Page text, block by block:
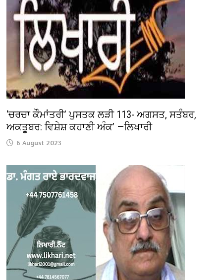
‘ਚਰਚਾ ਕੌਮਾਂਤਰੀ’ ਪੁਸਤਕ ਲੜੀ 113- ਅਗਸਤ, ਸਤੰਬਰ,
ਅਕਤੂਬਰ: ਵਿਸ਼ੇਸ਼ ਕਹਾਣੀ ਅੰਕ’ —ਲਿਖਾਰੀ
6 August 2023